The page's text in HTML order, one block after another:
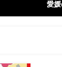
愛